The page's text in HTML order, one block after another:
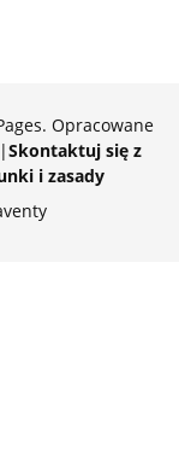
Opracowane
|Skontaktuj się z
i zasady